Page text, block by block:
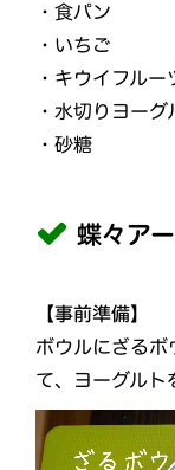
・食パン
・いちご
・キウイフルー
・水切りヨーグ
・砂糖
蝶々ア
【事前準備】
ボウルにざるボ
て、ヨーグルト